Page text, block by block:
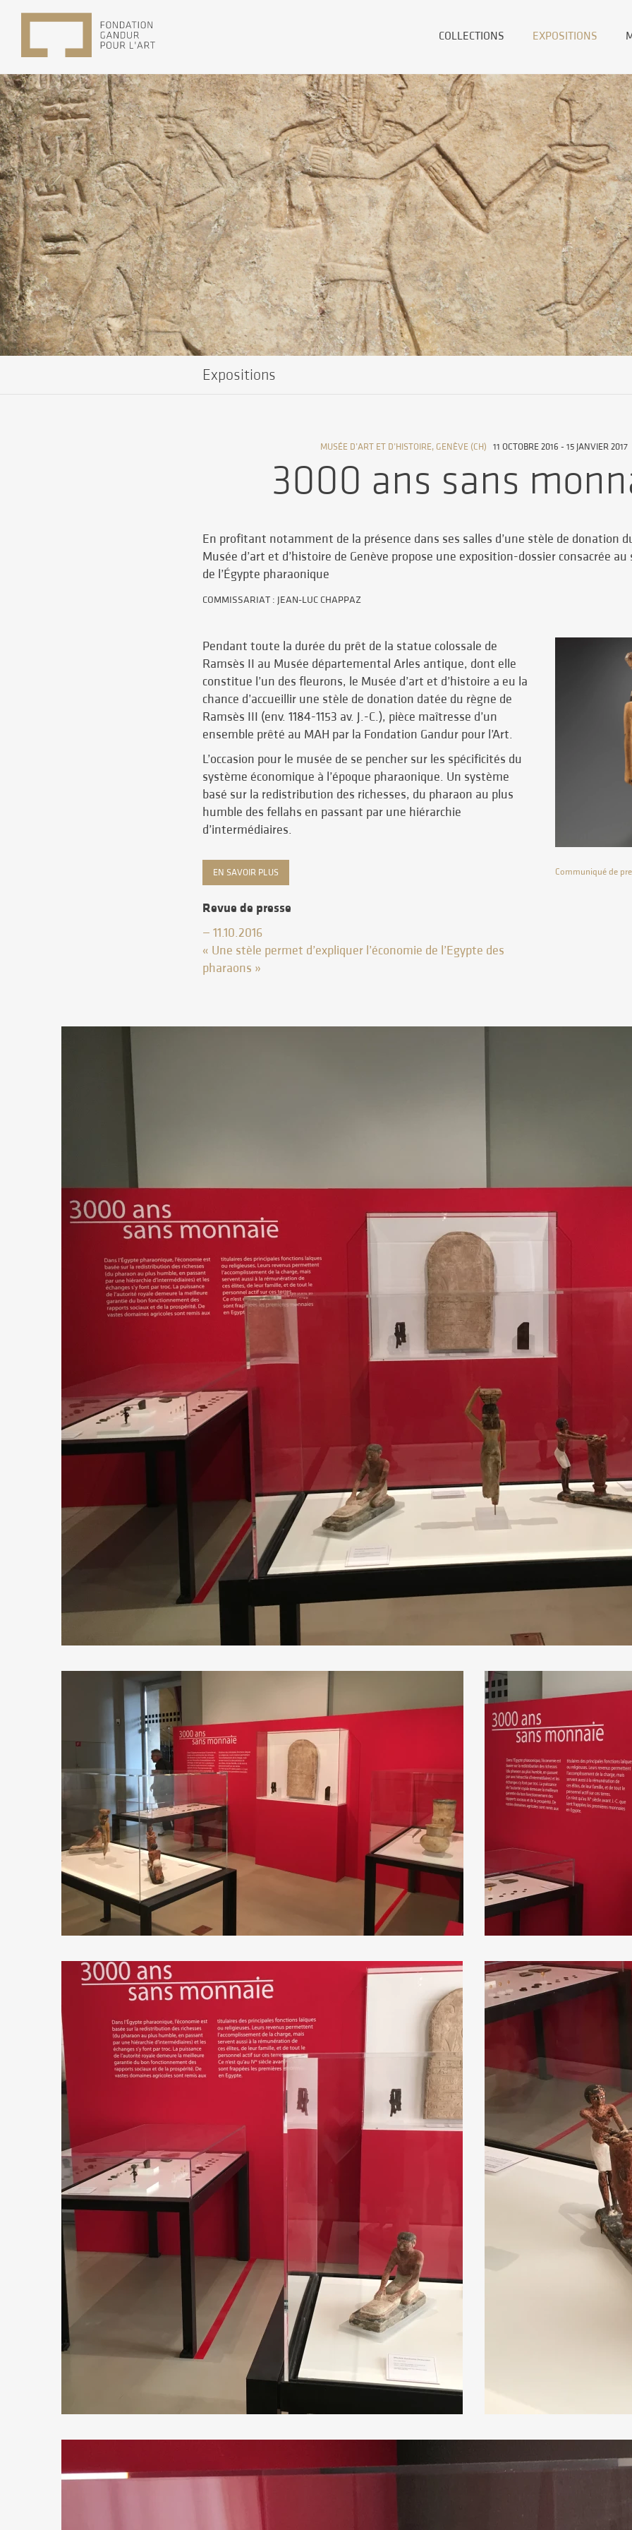
COLLECTIONS EXPOSITIONS
Expositions
MUSÉE D’ART ET D’HISTOIRE, GENÈVE (CH) 11 OCTOBRE 2016 - 15 JANVIER 2017
3000 ans sans
En profitant notamment de la présence dans ses salles d’une stèle de donation
Musée d’art et d’histoire de Genève propose une exposition-dossier consacrée
de l’Égypte pharaonique
COMMISSARIAT : JEAN-LUC CHAPPAZ
Pendant toute la durée du prêt de la statue colossale de
Ramsès II au Musée départemental Arles antique, dont elle
constitue l’un des fleurons, le Musée d’art et d’histoire a eu la
chance d’accueillir une stèle de donation datée du règne de
Ramsès III (env. 1184-1153 av. J.-C.), pièce maîtresse d’un
ensemble prêté au MAH par la Fondation Gandur pour l’Art.
L’occasion pour le musée de se pencher sur les spécificités du
système économique à l’époque pharaonique. Un système
basé sur la redistribution des richesses, du pharaon au plus
humble des fellahs en passant par une hiérarchie
d’intermédiaires.
EN SAVOIR PLUS
Revue de presse
— 11.10.2016
« Une stèle permet d’expliquer l’économie de l’Egypte des
pharaons »
Communiqué de